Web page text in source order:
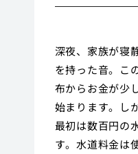
深夜、家族が寝
を持った音。こ
布からお金が少
始まります。し
最初は数百円の
す。水道料金は